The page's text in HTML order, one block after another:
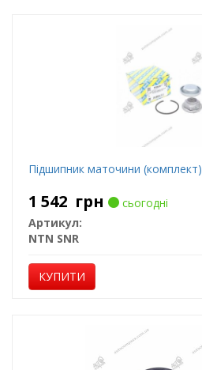
Підшипник маточини (комплект)
1 542 грн
сьогодні
Артикул:
NTN SNR
КУПИТИ